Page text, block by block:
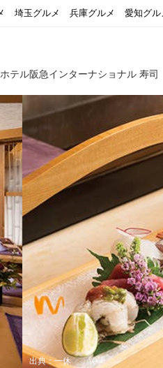
埼玉グルメ 兵庫グルメ 愛知グル
ホテル阪急インターナショナル 寿司
出典：一休